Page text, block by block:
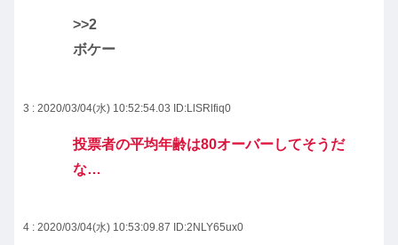
>>2
ボケー
3 : 2020/03/04(水) 10:52:54.03 ID:LlSRlfiq0
投票者の平均年齢は80オーバーしてそうだ
な…
4 : 2020/03/04(水) 10:53:09.87 ID:2NLY65ux0